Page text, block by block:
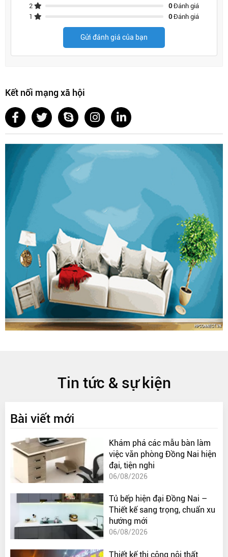
2
0Đánh giá
1
0Đánh giá
Gửi đánh giá của bạn
Kết nối mạng xã hội
Tin tức & sự kiện
Bài viết mới
Khám phá các mẫu bàn làm
việc văn phòng Đồng Nai hiện
đại, tiện nghi
06/08/2026
Tủ bếp hiện đại Đồng Nai –
Thiết kế sang trọng, chuẩn xu
hướng mới
06/08/2026
Thiết kế thi công nội thất